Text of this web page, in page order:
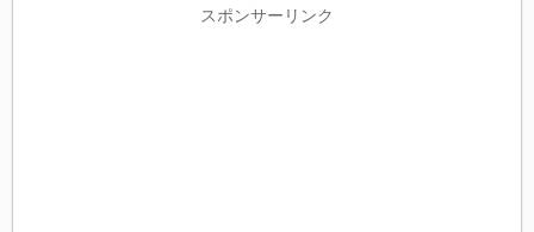
スポンサーリンク